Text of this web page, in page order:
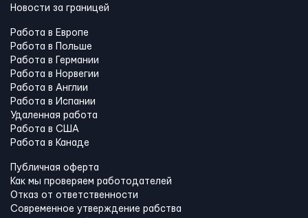
Новости за границей
Работа в Европе
Работа в Польше
Работа в Германии
Работа в Норвегии
Работа в Англии
Работа в Испании
Удаленная работа
Работа в США
Работа в Канадe
Публичная оферта
Как мы проверяем работодателей
Отказ от ответственности
Современное утверждение рабства